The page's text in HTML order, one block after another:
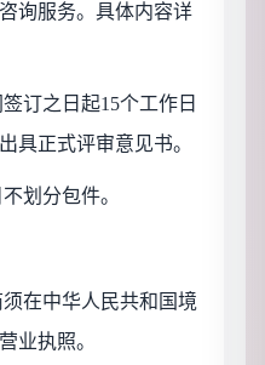
询服务。具体内容详
签订之日起15个工作日
具正式评审意见书。
划分包件。
在中华人民共和国境
业执照。